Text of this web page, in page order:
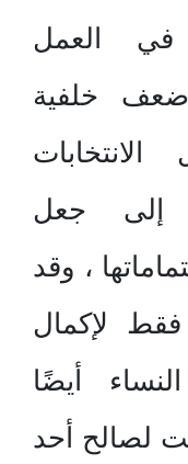
في العمل
خلفية
الانتخابات
إلى جعل
، وقد
لإكمال
أيضًا
لصالح أحد